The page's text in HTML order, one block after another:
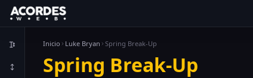
Inicio Luke Bryan Spring Break-Up
Spring Break-Up